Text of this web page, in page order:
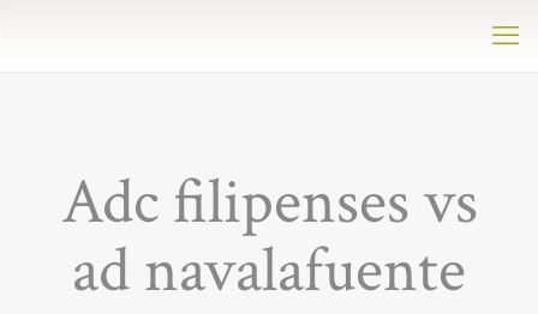
Adc filipenses vs
ad navalafuente